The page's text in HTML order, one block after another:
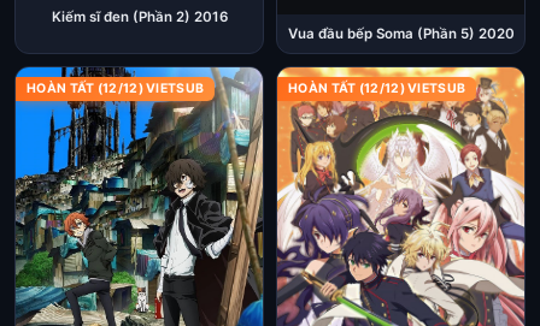
Kiếm sĩ đen (Phần 2) 2016
Vua đầu bếp Soma (Phần 5) 2020
HOÀN TẤT (12/12) VIETSUB HOÀN TẤT (12/12) VIETSUB